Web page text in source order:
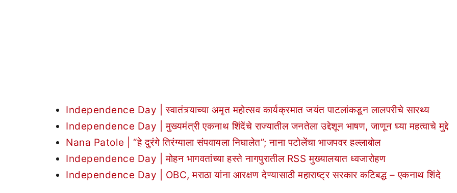
Independence Day | स्वातंत्र्याच्या अमृत महोत्सव कार्यक्रमात जयंत पाटलांकडून लालपरीचे सारथ्य
Independence Day | मुख्यमंत्री एकनाथ शिंदेंचे राज्यातील जनतेला उद्देशून भाषण, जाणून घ्या महत्वाचे मुद्दे
Nana Patole | “हे दुरंगे तिरंग्याला संपवायला निघालेत”; नाना पटोलेंचा भाजपवर हल्लाबोल
Independence Day | मोहन भागवतांच्या हस्ते नागपुरातील RSS मुख्यालयात ध्वजारोहण
Independence Day | OBC, मराठा यांना आरक्षण देण्यासाठी महाराष्ट्र सरकार कटिबद्ध – एकनाथ शिंदे